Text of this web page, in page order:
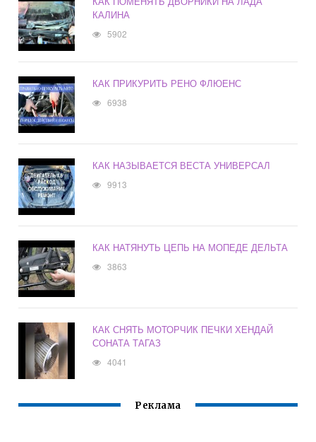
КАЛИНА
5902
КАК ПРИКУРИТЬ РЕНО ФЛЮЕНС
6938
КАК НАЗЫВАЕТСЯ ВЕСТА УНИВЕРСАЛ
9913
КАК НАТЯНУТЬ ЦЕПЬ НА МОПЕДЕ ДЕЛЬТА
3863
КАК СНЯТЬ МОТОРЧИК ПЕЧКИ ХЕНДАЙ
СОНАТА ТАГАЗ
4041
Реклама